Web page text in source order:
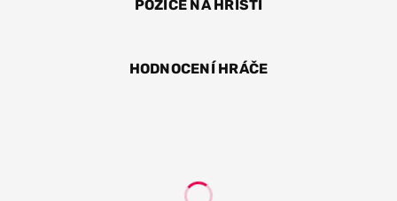
POZICE NA HŘIŠTI
HODNOCENÍ HRÁČE